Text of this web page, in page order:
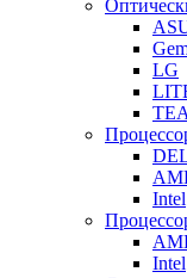
LG
Intel
Intel